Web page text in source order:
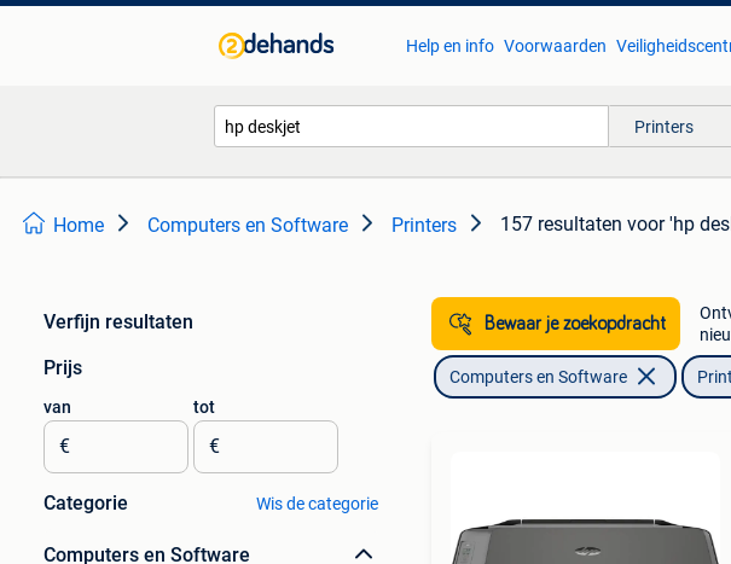
Help en info Voorwaarden
Printers
Home Computers en Software Printers 157 resultaten voor 'hp
Verfijn resultaten
Prijs
van
€
tot
€
Categorie Wis de categorie
Computers en Software
Bewaar je zoekopdracht
Computers en Software